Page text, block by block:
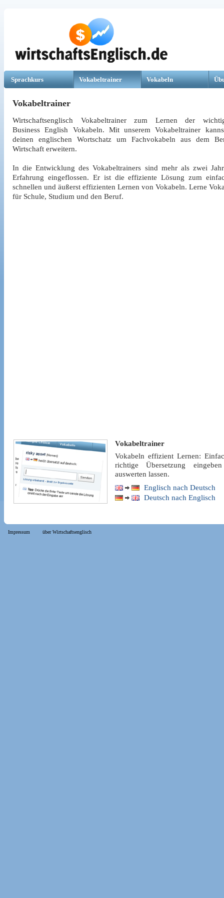
Sprachkurs Vokabeltrainer Vokabeln
Vokabeltrainer
Wirtschaftsenglisch Vokabeltrainer zum Lernen der
Business English Vokabeln. Mit unserem Vokabeltrainer
deinen englischen Wortschatz um Fachvokabeln aus dem
Wirtschaft erweitern.
In die Entwicklung des Vokabeltrainers sind mehr als zwei
Erfahrung eingeflossen. Er ist die effiziente Lösung zum
schnellen und äußerst effizienten Lernen von Vokabeln. Lerne
für Schule, Studium und den Beruf.
Vokabeltrainer
Vokabeln effizient Lernen:
richtige Übersetzung
auswerten lassen.
Englisch nach Deutsch
Deutsch nach Englisch
Impressum über Wirtschaftsenglisch